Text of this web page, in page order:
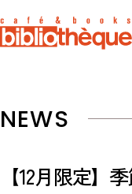
NEWS
【12月限定】